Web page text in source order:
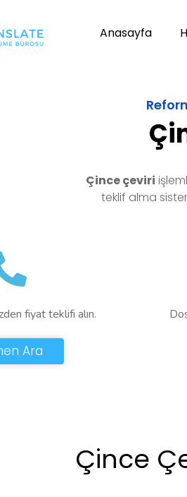
Anasayfa
Çinceçeviri
teklif alma
fiyat teklifi alın.
Ara
Çince